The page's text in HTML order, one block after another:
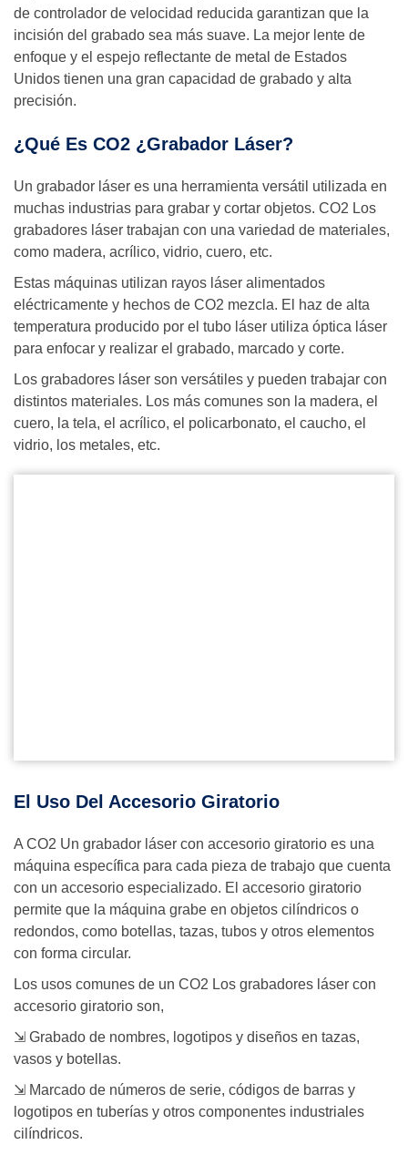
de controlador de velocidad reducida garantizan que la
incisión del grabado sea más suave. La mejor lente de
enfoque y el espejo reflectante de metal de Estados
Unidos tienen una gran capacidad de grabado y alta
precisión.
¿Qué Es CO2 ¿Grabador Láser?
Un grabador láser es una herramienta versátil utilizada en
muchas industrias para grabar y cortar objetos. CO2 Los
grabadores láser trabajan con una variedad de materiales,
como madera, acrílico, vidrio, cuero, etc.
Estas máquinas utilizan rayos láser alimentados
eléctricamente y hechos de CO2 mezcla. El haz de alta
temperatura producido por el tubo láser utiliza óptica láser
para enfocar y realizar el grabado, marcado y corte.
Los grabadores láser son versátiles y pueden trabajar con
distintos materiales. Los más comunes son la madera, el
cuero, la tela, el acrílico, el policarbonato, el caucho, el
vidrio, los metales, etc.
El Uso Del Accesorio Giratorio
A CO2 Un grabador láser con accesorio giratorio es una
máquina específica para cada pieza de trabajo que cuenta
con un accesorio especializado. El accesorio giratorio
permite que la máquina grabe en objetos cilíndricos o
redondos, como botellas, tazas, tubos y otros elementos
con forma circular.
Los usos comunes de un CO2 Los grabadores láser con
accesorio giratorio son,
⇲ Grabado de nombres, logotipos y diseños en tazas,
vasos y botellas.
⇲ Marcado de números de serie, códigos de barras y
logotipos en tuberías y otros componentes industriales
cilíndricos.